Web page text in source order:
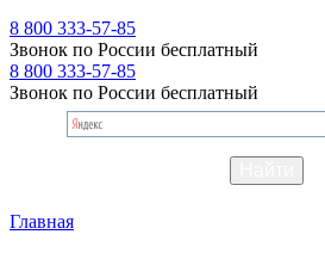
8 800 333-57-85
Звонок по России бесплатный
8 800 333-57-85
Звонок по России бесплатный
Главная